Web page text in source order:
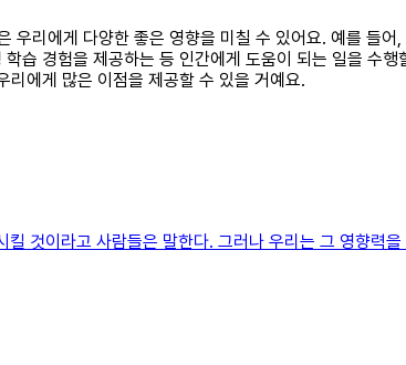
우리에게 다양한 좋은 영향을 미칠 수 있어요. 예를 들
습 경험을 제공하는 등 인간에게 도움이 되는 일을 수
에게 많은 이점을 제공할 수 있을 거예요.
것이라고 사람들은 말한다. 그러나 우리는 그 영향력